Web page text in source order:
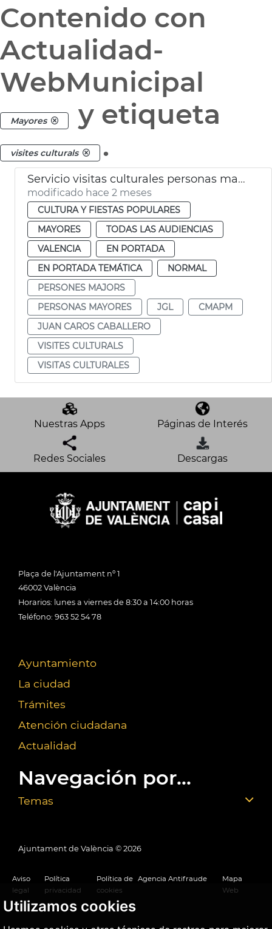
Utilizamos cookies
Contenido con
Actualidad-
WebMunicipal
Mayores y etiqueta
visites culturals .
Servicio visitas culturales personas mayores València
modificado hace 2 meses
CULTURA Y FIESTAS POPULARES
MAYORES
TODAS LAS AUDIENCIAS
VALENCIA
EN PORTADA
EN PORTADA TEMÁTICA
NORMAL
PERSONES MAJORS
PERSONAS MAYORES
JGL
CMAPM
JUAN CAROS CABALLERO
VISITES CULTURALS
VISITAS CULTURALES
Nuestras Apps Páginas de Interés
Redes Sociales Descargas
Plaça de l'Ajuntament nº 1
46002 València
Horarios: lunes a viernes de 8:30 a 14:00 horas
Teléfono: 963 52 54 78
Ayuntamiento
La ciudad
Trámites
Atención ciudadana
Actualidad
Navegación por...
Temas
Ajuntament de València © 2026
Aviso
legal
Política
privacidad
Política de
cookies
Agencia Antifraude
Mapa
Web